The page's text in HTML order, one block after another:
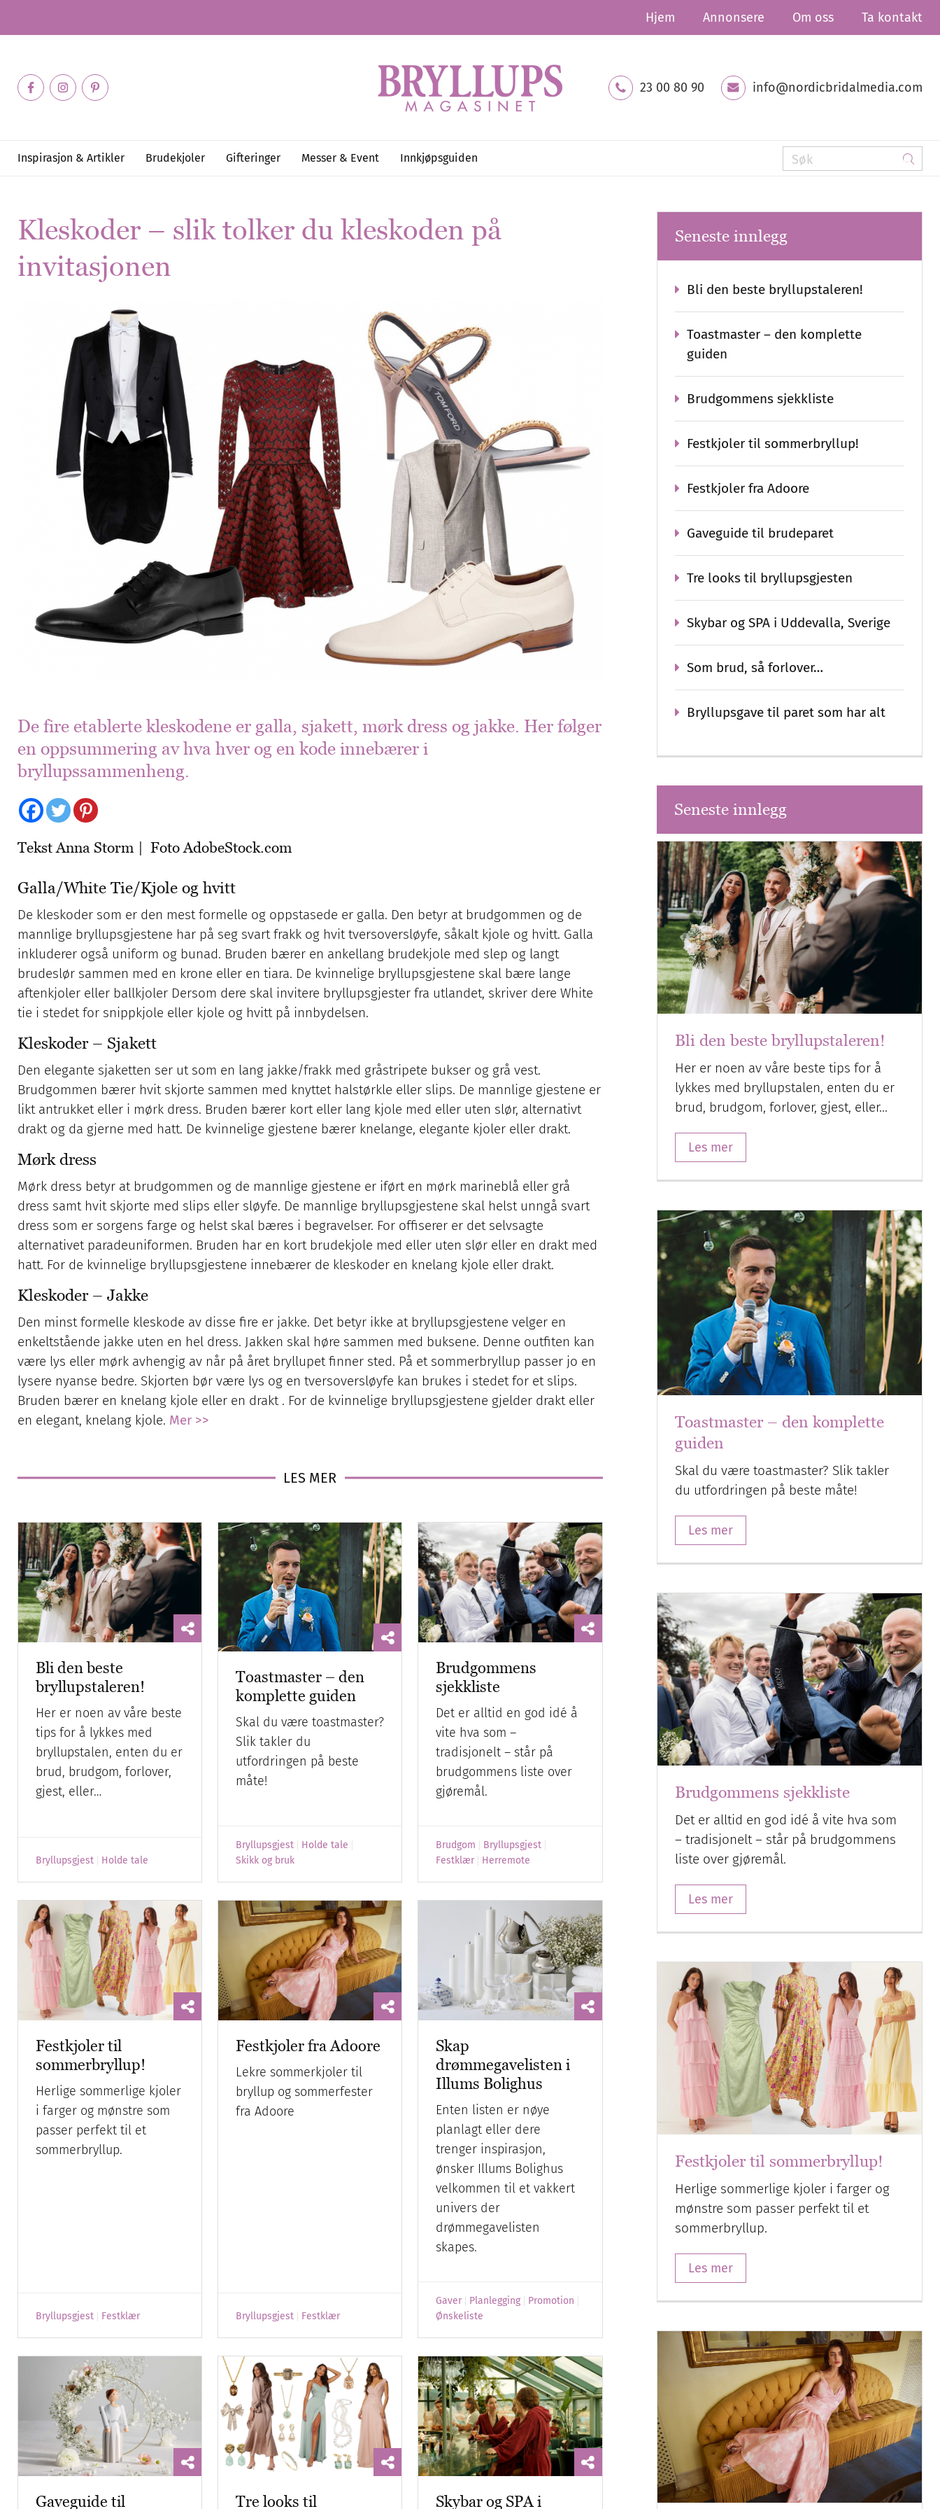
Hjem Annonsere Om oss Ta kontakt
23 00 80 90 info@nordicbridalmedia.com
Inspirasjon & Artikler Brudekjoler Gifteringer Messer & Event Innkjøpsguiden
Kleskoder – slik tolker du kleskoden på
invitasjonen
De fire etablerte kleskodene er galla, sjakett, mørk dress og jakke. Her følger
en oppsummering av hva hver og en kode innebærer i
bryllupssammenheng.
Tekst Anna Storm | FotoAdobeStock.com
Galla/White Tie/Kjole og hvitt
De kleskoder som er den mest formelle og oppstasede er galla. Den betyr at brudgommen og de
mannlige bryllupsgjestene har på seg svart frakk og hvit tversoversløyfe, såkalt kjole og hvitt. Galla
inkluderer også uniform og bunad. Bruden bærer en ankellang brudekjole med slep og langt
brudeslør sammen med en krone eller en tiara. De kvinnelige bryllupsgjestene skal bære lange
aftenkjoler eller ballkjoler Dersom dere skal invitere bryllupsgjester fra utlandet, skriver dere White
tie i stedet for snippkjole eller kjole og hvitt på innbydelsen.
Kleskoder – Sjakett
Den elegante sjaketten ser ut som en lang jakke/frakk med gråstripete bukser og grå vest.
Brudgommen bærer hvit skjorte sammen med knyttet halstørkle eller slips. De mannlige gjestene er
likt antrukket eller i mørk dress. Bruden bærer kort eller lang kjole med eller uten slør, alternativt
drakt og da gjerne med hatt. De kvinnelige gjestene bærer knelange, elegante kjoler eller drakt.
Mørk dress
Mørk dress betyr at brudgommen og de mannlige gjestene er iført en mørk marineblå eller grå
dress samt hvit skjorte med slips eller sløyfe. De mannlige bryllupsgjestene skal helst unngå svart
dress som er sorgens farge og helst skal bæres i begravelser. For offiserer er det selvsagte
alternativet paradeuniformen. Bruden har en kort brudekjole med eller uten slør eller en drakt med
hatt. For de kvinnelige bryllupsgjestene innebærer de kleskoder en knelang kjole eller drakt.
Kleskoder – Jakke
Den minst formelle kleskode av disse fire er jakke. Det betyr ikke at bryllupsgjestene velger en
enkeltstående jakke uten en hel dress. Jakken skal høre sammen med buksene. Denne outfiten kan
være lys eller mørk avhengig av når på året bryllupet finner sted. På et sommerbryllup passer jo en
lysere nyanse bedre. Skjorten bør være lys og en tversoversløyfe kan brukes i stedet for et slips.
Bruden bærer en knelang kjole eller en drakt . For de kvinnelige bryllupsgjestene gjelder drakt eller
en elegant, knelang kjole. Mer >>
LES MER
Bli den beste
bryllupstaleren!
Her er noen av våre beste
tips for å lykkes med
bryllupstalen, enten du er
brud, brudgom, forlover,
gjest, eller…
Bryllupsgjest Holde tale
Toastmaster – den
komplette guiden
Skal du være toastmaster?
Slik takler du
utfordringen på beste
måte!
Bryllupsgjest
Holde tale
Skikk og bruk
Brudgommens
sjekkliste
Det er alltid en god idé å
vite hva som –
tradisjonelt – står på
brudgommens liste over
gjøremål.
Brudgom
Bryllupsgjest
Festklær
Herremote
Festkjoler til
sommerbryllup!
Herlige sommerlige kjoler
i farger og mønstre som
passer perfekt til et
sommerbryllup.
Bryllupsgjest Festklær
Festkjoler fra Adoore
Lekre sommerkjoler til
bryllup og sommerfester
fra Adoore
Bryllupsgjest Festklær
Skap
drømmegavelisten i
Illums Bolighus
Enten listen er nøye
planlagt eller dere
trenger inspirasjon,
ønsker Illums Bolighus
velkommen til et vakkert
univers der
drømmegavelisten
skapes.
Gaver Planlegging
Promotion
Ønskeliste
Gaveguide til Tre looks til Skybar og SPA i
Seneste innlegg
Bli den beste bryllupstaleren!
Toastmaster – den komplette
guiden
Brudgommens sjekkliste
Festkjoler til sommerbryllup!
Festkjoler fra Adoore
Gaveguide til brudeparet
Tre looks til bryllupsgjesten
Skybar og SPA i Uddevalla, Sverige
Som brud, så forlover…
Bryllupsgave til paret som har alt
Seneste innlegg
Bli den beste bryllupstaleren!
Her er noen av våre beste tips for å
lykkes med bryllupstalen, enten du er
brud, brudgom, forlover, gjest, eller…
Les mer
Toastmaster – den komplette
guiden
Skal du være toastmaster? Slik takler
du utfordringen på beste måte!
Les mer
Brudgommens sjekkliste
Det er alltid en god idé å vite hva som
– tradisjonelt – står på brudgommens
liste over gjøremål.
Les mer
Festkjoler til sommerbryllup!
Herlige sommerlige kjoler i farger og
mønstre som passer perfekt til et
sommerbryllup.
Les mer